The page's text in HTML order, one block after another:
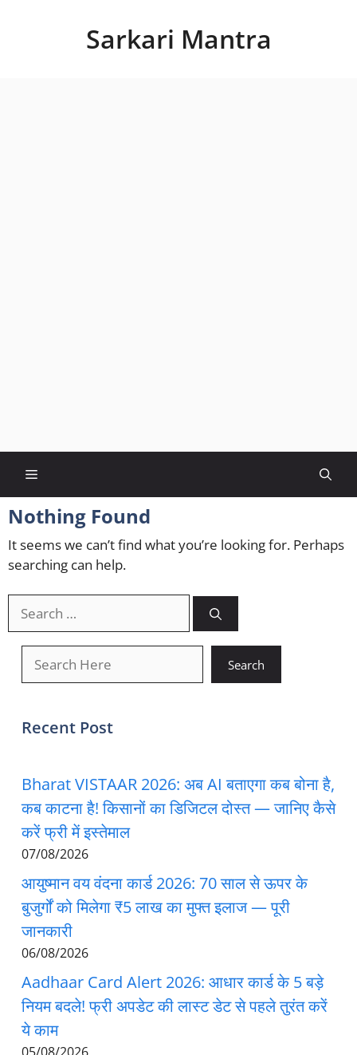
Sarkari Mantra
Menu
Nothing Found
It seems we can’t find what you’re looking for. Perhaps
searching can help.
for:
Search
Recent Post
Bharat VISTAAR 2026: अब AI बताएगा कब बोना है,
कब काटना है! किसानों का डिजिटल दोस्त — जानिए कैसे
करें फ्री में इस्तेमाल
07/08/2026
आयुष्मान वय वंदना कार्ड 2026: 70 साल से ऊपर के
बुजुर्गों को मिलेगा ₹5 लाख का मुफ्त इलाज — पूरी
जानकारी
06/08/2026
Aadhaar Card Alert 2026: आधार कार्ड के 5 बड़े
नियम बदले! फ्री अपडेट की लास्ट डेट से पहले तुरंत करें
ये काम